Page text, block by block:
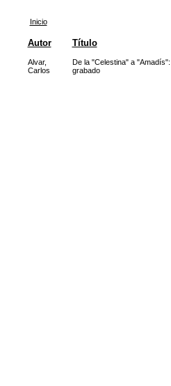
Inicio
Autor Título
Alvar,
Carlos
De la "Celestina" a
grabado